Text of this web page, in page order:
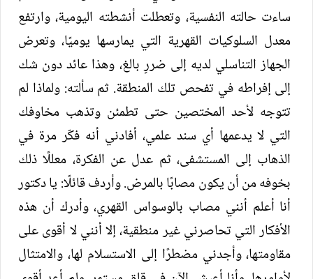
ساءت حالته النفسية، وتعطلت أنشطته اليومية، وارتفع
معدل السلوكيات القهرية التي يمارسها يوميًا، وتعرض
الجهاز التناسلي لديه إلى ضررٍ بالغ، وهذا عائد دون شك
إلى إفراطه في تفحص تلك المنطقة. ثم سألته: ولماذا لم
تتوجه لأحد المختصين حتى تطمئن وتذهب مخاوفك
التي لا يدعمها أي سند علمي، أفادني أنه فكّر مرة في
الذهاب إلى المستشفى، ثم عدل عن الفكرة، معللًا ذلك
بخوفه من أن يكون مصابًا بالمرض. وأردف قائلًا: يا دكتور
أنا أعلم أنني مصاب بالوسواس القهري، وأدرك أن هذه
الأفكار التي تحاصرني غير منطقية، إلا أنني لا أقوى على
مقاومتها، وأجدني مضطرًا إلى الاستسلام لها، والامتثال